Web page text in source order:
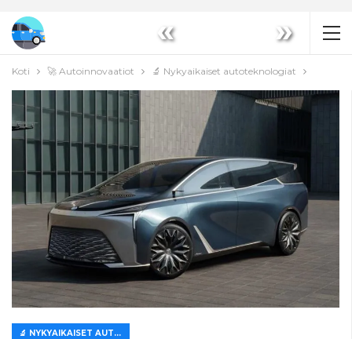
« »
Koti 🚀 Autoinnovaatiot 🔬 Nykyaikaiset autoteknologiat
🔬 NYKYAIKAISET AUTOTEKNOLOGIAT